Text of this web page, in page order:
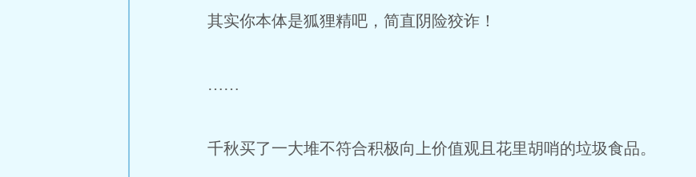
其实你本体是狐狸精吧，简直阴险狡诈！
……
千秋买了一大堆不符合积极向上价值观且花里胡哨的垃圾食品。